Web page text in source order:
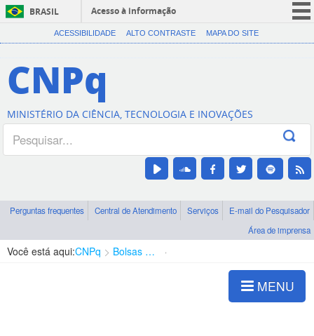
BRASIL
Acesso à informação
CORONAVÍRUS (COVID-19)
Canais
ACESSIBILIDADE ALTO CONTRASTE MAPA DO SITE
CNPq
MINISTÉRIO DA CIÊNCIA, TECNOLOGIA E INOVAÇÕES
Perguntas frequentes Central de Atendimento Serviços
E-mail do Pesquisador
Área de imprensa
Você está aqui:CNPq Bolsas e Auxílios Vigentes
MENU